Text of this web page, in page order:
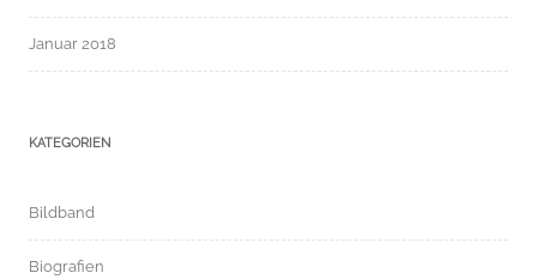
Januar 2018
KATEGORIEN
Bildband
Biografien